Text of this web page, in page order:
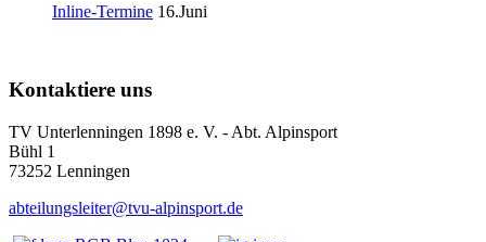
Inline-Termine 16.Juni
Kontaktiere uns
TV Unterlenningen 1898 e. V. - Abt. Alpinsport
Bühl 1
73252 Lenningen
abteilungsleiter@tvu-alpinsport.de